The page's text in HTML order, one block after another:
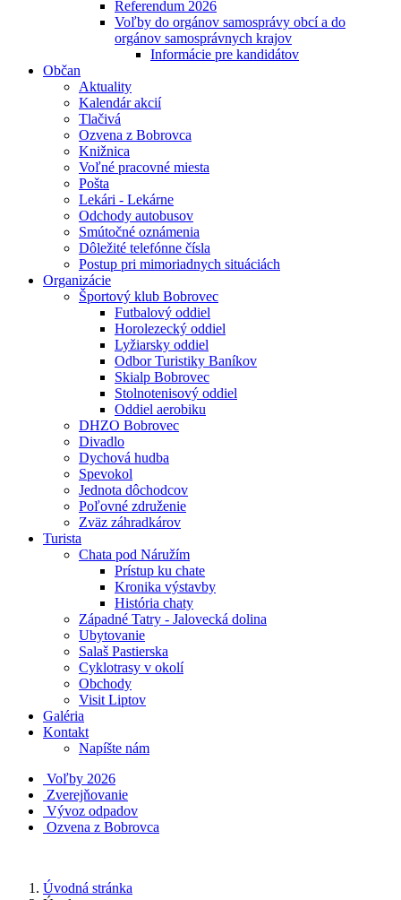
Referendum 2026
Voľby do orgánov samosprávy obcí a do
orgánov samosprávnych krajov
Informácie pre kandidátov
Občan
Aktuality
Kalendár akcií
Tlačivá
Ozvena z Bobrovca
Knižnica
Voľné pracovné miesta
Pošta
Lekári - Lekárne
Odchody autobusov
Smútočné oznámenia
Dôležité telefónne čísla
Postup pri mimoriadnych situáciách
Organizácie
Športový klub Bobrovec
Futbalový oddiel
Horolezecký oddiel
Lyžiarsky oddiel
Odbor Turistiky Baníkov
Skialp Bobrovec
Stolnotenisový oddiel
Oddiel aerobiku
DHZO Bobrovec
Divadlo
Dychová hudba
Spevokol
Jednota dôchodcov
Poľovné združenie
Zväz záhradkárov
Turista
Chata pod Náružím
Prístup ku chate
Kronika výstavby
História chaty
Západné Tatry - Jalovecká dolina
Ubytovanie
Salaš Pastierska
Cyklotrasy v okolí
Obchody
Visit Liptov
Galéria
Kontakt
Napíšte nám
Voľby 2026
Zverejňovanie
Vývoz odpadov
Ozvena z Bobrovca
Úvodná stránka